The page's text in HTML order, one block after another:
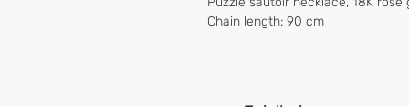
Chain length: 90 cm